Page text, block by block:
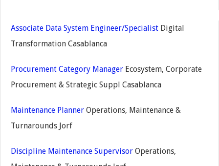
Associate Data System Engineer/SpecialistDigital
Transformation Casablanca
Procurement Category ManagerEcosystem, Corporate
Procurement & Strategic Suppl Casablanca
Maintenance PlannerOperations, Maintenance &
Turnarounds Jorf
Discipline Maintenance SupervisorOperations,